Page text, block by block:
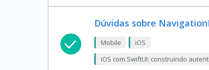
Dúvidas sobre
Mobile
iOS
iOS com SwiftUI: construindo